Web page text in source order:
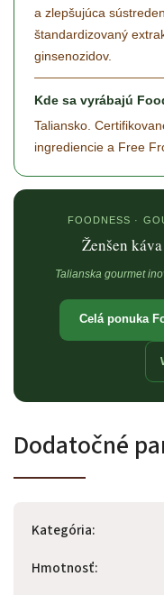
a zlepšujúca
štandardizovaný
ginsenozidov.
Kde sa vyrábajú
Taliansko.
ingrediencie a Free
FOODNESS ·
Ženšen
Talianska gourmet
Celá ponuka
Dodatočné
Kategória:
Hmotnosť: